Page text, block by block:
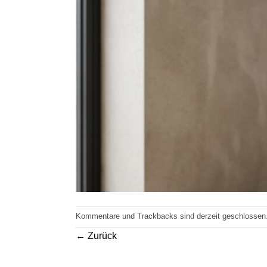
Kommentare und Trackbacks sind derzeit
← Zurück